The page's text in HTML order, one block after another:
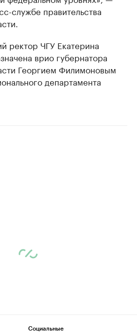
службе правительства
ректор ЧГУ Екатерина
врио губернатора
Георгием Филимоновым
департамента
Социальные